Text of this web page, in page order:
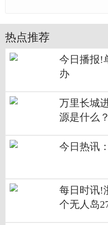
热点推荐
今日播报!
办
万里长城
源是什么？
今日热讯
每日时讯!
个无人岛